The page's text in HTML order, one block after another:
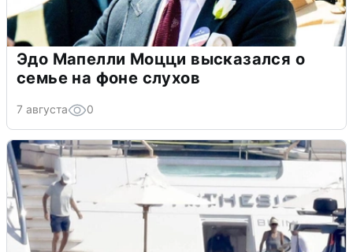
Эдо Мапелли Моцци высказался о
семье на фоне слухов
7 августа 0